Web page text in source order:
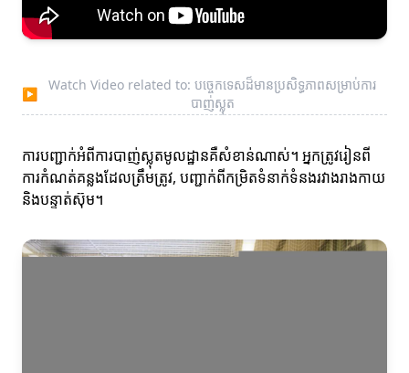
▶
Watch Video related to: បច្ចេកទេសដ៏មានប្រសិទ្ធភាពសម្រាប់ការ
បាញ់ស្លុត
ការបញ្ជាក់អំពីការបាញ់ស្លុតមូលដ្ឋានគឺសំខាន់ណាស់។ អ្នកត្រូវរៀនពី
ការកំណត់គន្លងដែលត្រឹមត្រូវ, បញ្ជាក់ពីកម្រិតទំនាក់ទំនងរវាងរាងកាយ
និងបន្ទាត់ស៊ុម។